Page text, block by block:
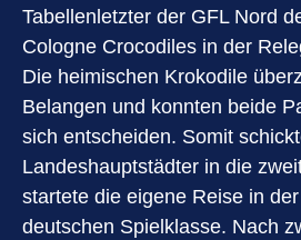
Tabellenletzter der GFL Nord
Cologne Crocodiles in der
Die heimischen Krokodile
Belangen und konnten beide
sich entscheiden. Somit
Landeshauptstädter in die
startete die eigene Reise in
deutschen Spielklasse. Nach